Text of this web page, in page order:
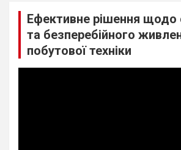
Ефективне рішення щодо
та безперебійного
побутової техніки